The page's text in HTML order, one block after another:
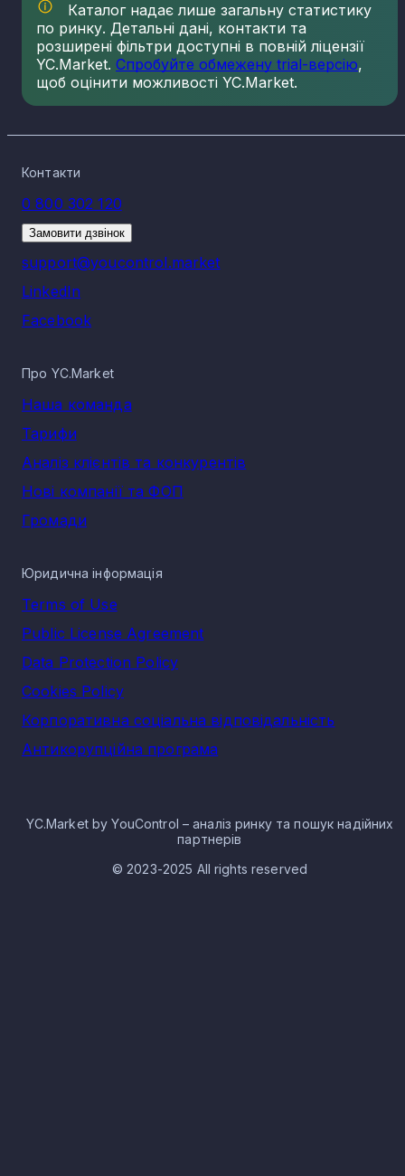
Каталог надає лише загальну статистику
по ринку. Детальні дані, контакти та
розширені фільтри доступні в повній ліцензії
YC.Market. Спробуйте обмежену trial-версію,
щоб оцінити можливості YC.Market.
Контакти
0 800 302 120
Замовити дзвінок
support@youcontrol.market
LinkedIn
Facebook
Про YC.Market
Наша команда
Тарифи
Аналіз клієнтів та конкурентів
Нові компанії та ФОП
Громади
Юридична інформація
Terms of Use
Public License Agreement
Data Protection Policy
Cookies Policy
Корпоративна соціальна відповідальність
Антикорупційна програма
YC.Market by YouControl – аналіз ринку та пошук надійних
партнерів
© 2023-2025 All rights reserved